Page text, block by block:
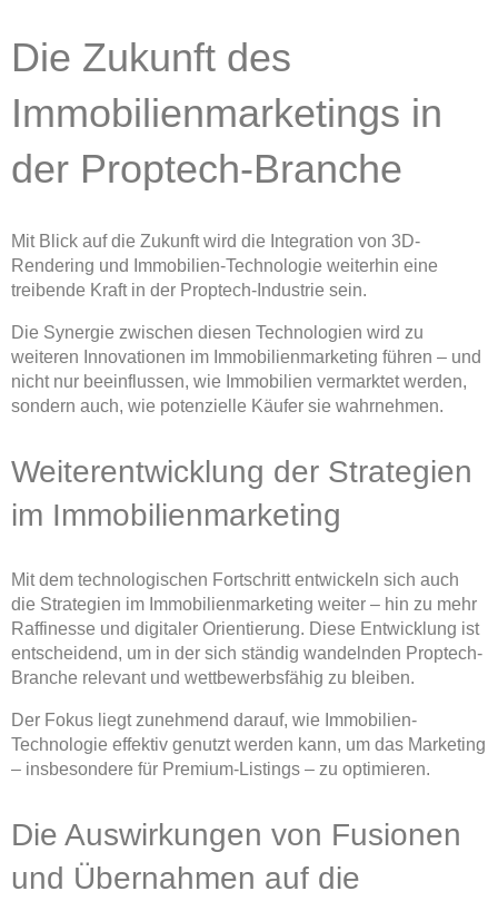
Die Zukunft des
Immobilienmarketings in
der Proptech-Branche
Mit Blick auf die Zukunft wird die Integration von 3D-
Rendering und Immobilien-Technologie weiterhin eine
treibende Kraft in der Proptech-Industrie sein.
Die Synergie zwischen diesen Technologien wird zu
weiteren Innovationen im Immobilienmarketing führen – und
nicht nur beeinflussen, wie Immobilien vermarktet werden,
sondern auch, wie potenzielle Käufer sie wahrnehmen.
Weiterentwicklung der Strategien
im Immobilienmarketing
Mit dem technologischen Fortschritt entwickeln sich auch
die Strategien im Immobilienmarketing weiter – hin zu mehr
Raffinesse und digitaler Orientierung. Diese Entwicklung ist
entscheidend, um in der sich ständig wandelnden Proptech-
Branche relevant und wettbewerbsfähig zu bleiben.
Der Fokus liegt zunehmend darauf, wie Immobilien-
Technologie effektiv genutzt werden kann, um das Marketing
– insbesondere für Premium-Listings – zu optimieren.
Die Auswirkungen von Fusionen
und Übernahmen auf die